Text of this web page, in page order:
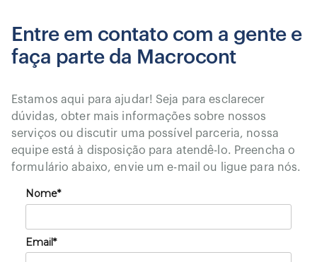
Entre em contato com a gente e
faça parte da Macrocont
Estamos aqui para ajudar! Seja para esclarecer
dúvidas, obter mais informações sobre nossos
serviços ou discutir uma possível parceria, nossa
equipe está à disposição para atendê-lo. Preencha o
formulário abaixo, envie um e-mail ou ligue para nós.
Nome*
Email*